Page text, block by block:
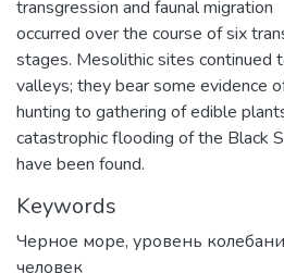
transgression and faunal migration
occurred over the course of six
stages. Mesolithic sites continued
valleys; they bear some evidence
hunting to gathering of edible
catastrophic flooding of the Black
have been found.
Keywords
Черное море, уровень
человек